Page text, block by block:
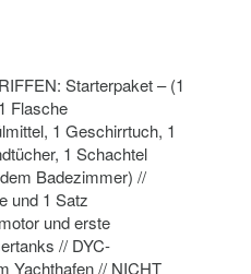
Starterpaket – (1
Flasche
1 Geschirrtuch, 1
1 Schachtel
Badezimmer) //
und 1 Satz
und erste
// DYC-
Yachthafen // NICHT